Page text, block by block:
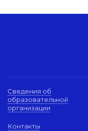
Сведения об
образовательной
организации
Контакты